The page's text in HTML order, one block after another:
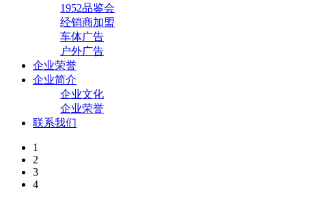
1952品鉴会
经销商加盟
车体广告
户外广告
企业荣誉
企业简介
企业文化
企业荣誉
联系我们
1
2
3
4